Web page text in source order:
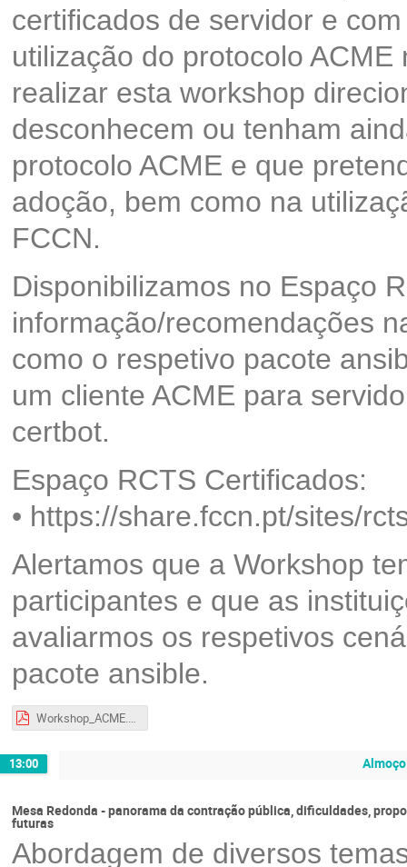
certificados de servidor e
utilização do protocolo
realizar esta workshop
desconhecem ou tenham
protocolo ACME e que
adoção, bem como na
FCCN.
Disponibilizamos no Espaço
informação/recomendações
como o respetivo pacote
um cliente ACME para
certbot.
Espaço RCTS Certificados:
• https://share.fccn.pt/sites/
Alertamos que a Workshop
participantes e que as
avaliarmos os respetivos
pacote ansible.
Workshop_ACME.pdf
13:00
Mesa Redonda - panorama da contração pública, dificuldades,
futuras
Abordagem de diversos